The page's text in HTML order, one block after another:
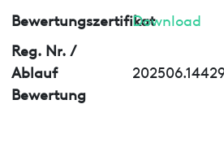
BewertungszertifikatDownload
Reg. Nr. /
Ablauf
Bewertung